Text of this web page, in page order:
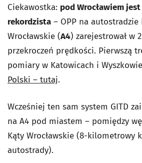
Ciekawostka: pod Wrocławiem
rekordzista – OPP na autostradzie
Wrocławskie (A4) zarejestrował w
przekroczeń prędkości. Pierwszą
pomiary w Katowicach i
Polski – tutaj.
Wcześniej ten sam system GITD
na A4 pod miastem – pomiędzy
Kąty Wrocławskie (8-kilometrowy
autostrady).